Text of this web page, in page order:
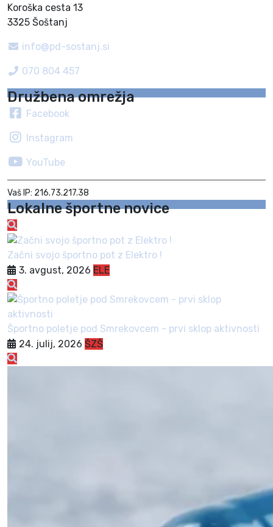
Koroška cesta 13
3325 Šoštanj
info@pd-sostanj.si
070 804 457
Družbena omrežja
Facebook
Instagram
YouTube
Vaš IP: 216.73.217.38
Lokalne športne novice
Začni svojo športno pot z Elektro !
3. avgust, 2026 ELE
Športno poletje pod Smrekovcem - prvi sklop aktivnosti
24. julij, 2026 ŠZŠ